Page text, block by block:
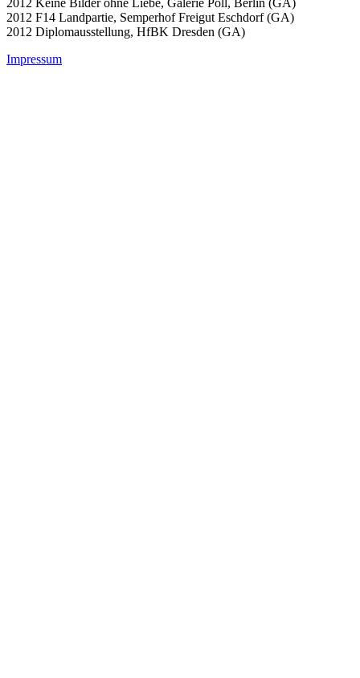
2012 Keine Bilder ohne Liebe, Galerie Poll, Berlin (GA)
2012 F14 Landpartie, Semperhof Freigut Eschdorf (GA)
2012 Diplomausstellung, HfBK Dresden (GA)
Impressum